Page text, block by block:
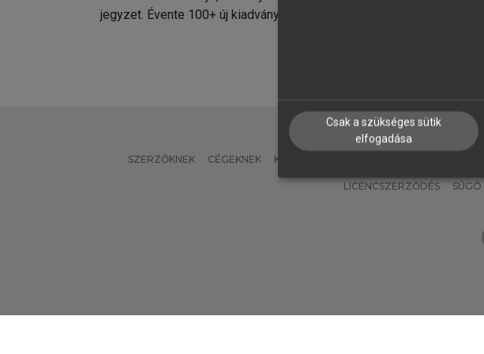
jegyzet. Évente 100+ új kiadvány.
SZERZŐKNEK CÉGEKNEK KÖNYVTÁROSOKNAK
LICENCSZERZŐDÉS SÚGÓ
Csak a szükséges sütik
elfogadása